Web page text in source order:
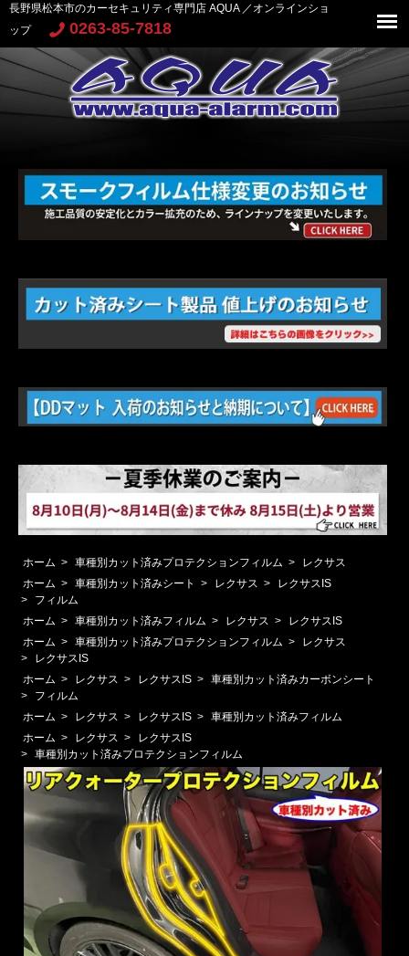
長野県松本市のカーセキュリティ専門店 AQUA ／オンラインショ
ップ
0263-85-7818
ホーム > 車種別カット済みプロテクションフィルム >
レクサス
ホーム > 車種別カット済みシート > レクサス >
レクサスIS
>
フィルム
ホーム > 車種別カット済みフィルム > レクサス >
レクサスIS
ホーム > 車種別カット済みプロテクションフィルム >
レクサス
>
レクサスIS
ホーム > レクサス > レクサスIS > 車種別カット済みカーボンシート
>
フィルム
ホーム > レクサス > レクサスIS > 車種別カット済みフィルム
ホーム > レクサス >
レクサスIS
> 車種別カット済みプロテクションフィルム